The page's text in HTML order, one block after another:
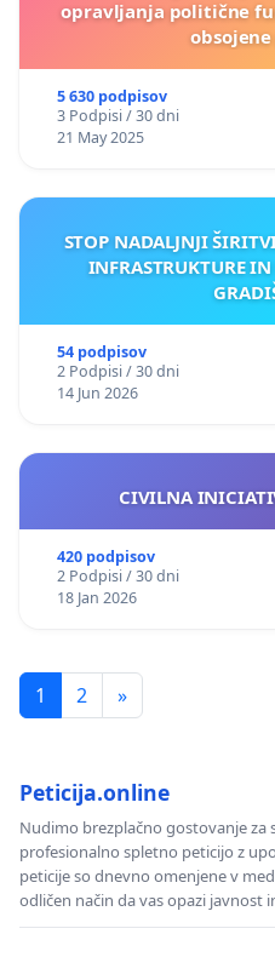
opravljanja politične
5 630 podpisov
3 Podpisi / 30 dni
21 May 2025
STOP NADALJNJI
INFRASTRUKTURE
54 podpisov
2 Podpisi / 30 dni
14 Jun 2026
CIVILNA
420 podpisov
2 Podpisi / 30 dni
18 Jan 2026
1 2 »
Peticija.online
Nudimo brezplačno gostovanje za
profesionalno spletno peticijo z
peticije so dnevno omenjene v
odličen način da vas opazi javnost